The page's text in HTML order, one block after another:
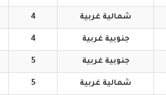
شمالية غربية 4
جنوبية غربية 4
جنوبية غربية 5
شمالية غربية 5